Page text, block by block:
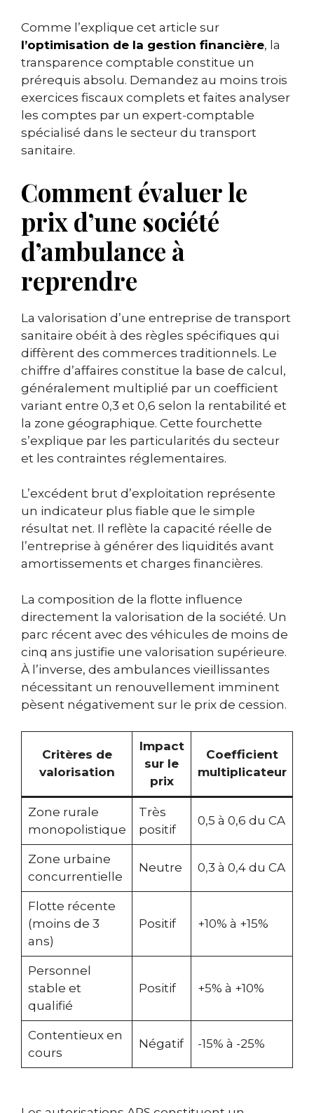
Comme l’explique cet article sur
l’optimisation de la gestion financière, la
transparence comptable constitue un
prérequis absolu. Demandez au moins trois
exercices fiscaux complets et faites analyser
les comptes par un expert-comptable
spécialisé dans le secteur du transport
sanitaire.
Comment évaluer le
prix d’une société
d’ambulance à
reprendre
La valorisation d’une entreprise de transport
sanitaire obéit à des règles spécifiques qui
diffèrent des commerces traditionnels. Le
chiffre d’affaires constitue la base de calcul,
généralement multiplié par un coefficient
variant entre 0,3 et 0,6 selon la rentabilité et
la zone géographique. Cette fourchette
s’explique par les particularités du secteur
et les contraintes réglementaires.
L’excédent brut d’exploitation représente
un indicateur plus fiable que le simple
résultat net. Il reflète la capacité réelle de
l’entreprise à générer des liquidités avant
amortissements et charges financières.
La composition de la flotte influence
directement la valorisation de la société. Un
parc récent avec des véhicules de moins de
cinq ans justifie une valorisation supérieure.
À l’inverse, des ambulances vieillissantes
nécessitant un renouvellement imminent
pèsent négativement sur le prix de cession.
Critères de
valorisation
Impact
sur le
prix
Coefficient
multiplicateur
Zone rurale
monopolistique
Très
positif
0,5 à 0,6 du CA
Zone urbaine
concurrentielle
Neutre 0,3 à 0,4 du CA
Flotte récente
(moins de 3
ans)
Positif +10% à +15%
Personnel
stable et
qualifié
Positif +5% à +10%
Contentieux en
cours
Négatif -15% à -25%